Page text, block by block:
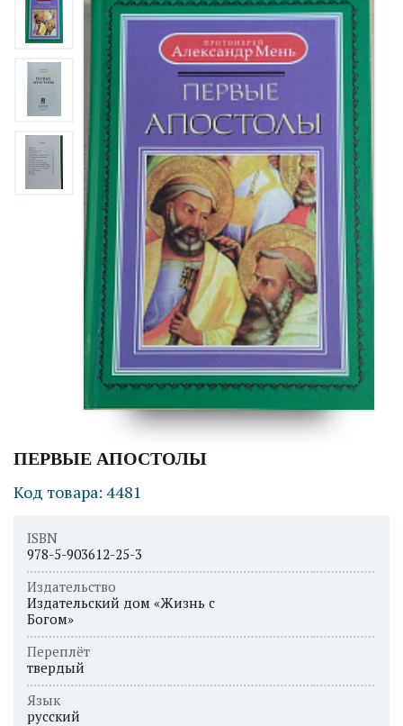
ПЕРВЫЕ АПОСТОЛЫ
Код товара: 4481
ISBN
978-5-903612-25-3
Издательство
Издательский дом «Жизнь с
Богом»
Переплёт
твердый
Язык
русский